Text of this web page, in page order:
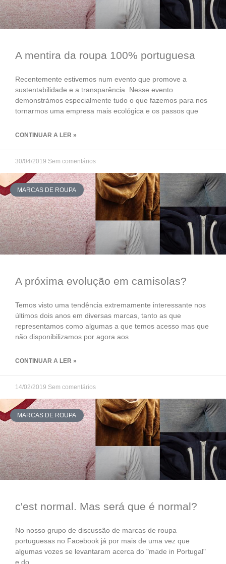
A mentira da roupa 100% portuguesa
Recentemente estivemos num evento que promove a
sustentabilidade e a transparência. Nesse evento
demonstrámos especialmente tudo o que fazemos para nos
tornarmos uma empresa mais ecológica e os passos que
CONTINUAR A LER »
30/04/2019 Sem comentários
MARCAS DE ROUPA
A próxima evolução em camisolas?
Temos visto uma tendência extremamente interessante nos
últimos dois anos em diversas marcas, tanto as que
representamos como algumas a que temos acesso mas que
não disponibilizamos por agora aos
CONTINUAR A LER »
14/02/2019 Sem comentários
MARCAS DE ROUPA
c'est normal. Mas será que é normal?
No nosso grupo de discussão de marcas de roupa
portuguesas no Facebook já por mais de uma vez que
algumas vozes se levantaram acerca do "made in Portugal"
e do